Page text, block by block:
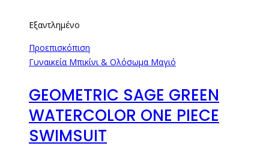
Εξαντλημένο
Προεπισκόπιση
Γυναικεία Μπικίνι & Ολόσωμα Μαγιό
GEOMETRIC SAGE GREEN
WATERCOLOR ONE PIECE
SWIMSUIT